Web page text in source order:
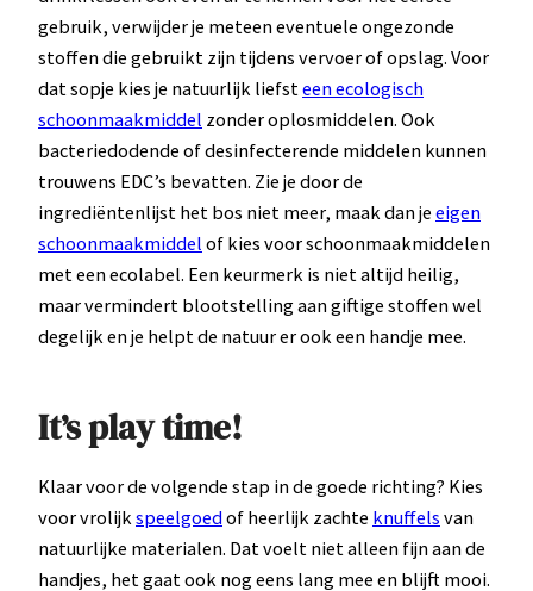
gebruik, verwijder je meteen eventuele ongezonde
stoffen die gebruikt zijn tijdens vervoer of opslag. Voor
dat sopje kies je natuurlijk liefst een ecologisch
schoonmaakmiddel zonder oplosmiddelen. Ook
bacteriedodende of desinfecterende middelen kunnen
trouwens EDC’s bevatten. Zie je door de
ingrediëntenlijst het bos niet meer, maak dan je eigen
schoonmaakmiddel of kies voor schoonmaakmiddelen
met een ecolabel. Een keurmerk is niet altijd heilig,
maar vermindert blootstelling aan giftige stoffen wel
degelijk en je helpt de natuur er ook een handje mee.
It’s play time!
Klaar voor de volgende stap in de goede richting? Kies
voor vrolijk speelgoedof heerlijk zachte knuffels van
natuurlijke materialen. Dat voelt niet alleen fijn aan de
handjes, het gaat ook nog eens lang mee en blijft mooi.